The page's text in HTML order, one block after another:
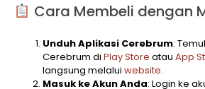
Cara Membeli dengan
Unduh Aplikasi Cerebrum:
Cerebrum di Play Store atau App
langsung melalui website.
Masuk ke Akun Anda: Login ke